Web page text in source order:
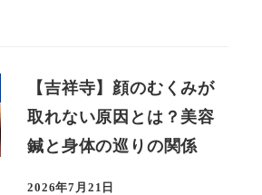
【吉祥寺】顔のむくみが
取れない原因とは？美容
鍼と身体の巡りの関係
2026年7月21日